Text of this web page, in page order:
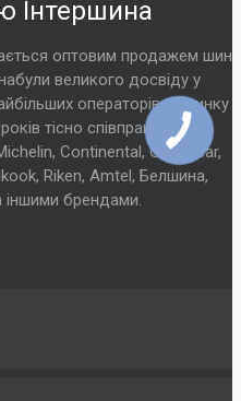
Інтершина
оптовим продажем шин
великого досвіду у
операторів на ринку
тісно співпрацюємо з
Continental, Goodyear,
Riken, Amtel, Белшина,
іншими брендами.